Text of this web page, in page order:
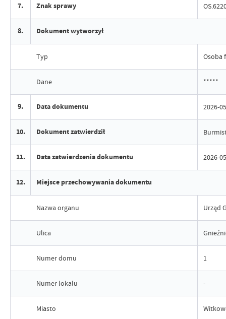
7. Znak sprawy
8. Dokument wytworzył
Typ Osoba
Dane *****
9. Data dokumentu 2026-
10. Dokument zatwierdził
11. Data zatwierdzenia dokumentu 2026-
12. Miejsce przechowywania dokumentu
Nazwa organu Urząd
Ulica
Numer domu 1
Numer lokalu -
Miasto